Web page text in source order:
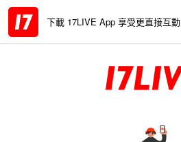
下載 17LIVE App 享受更直接互動